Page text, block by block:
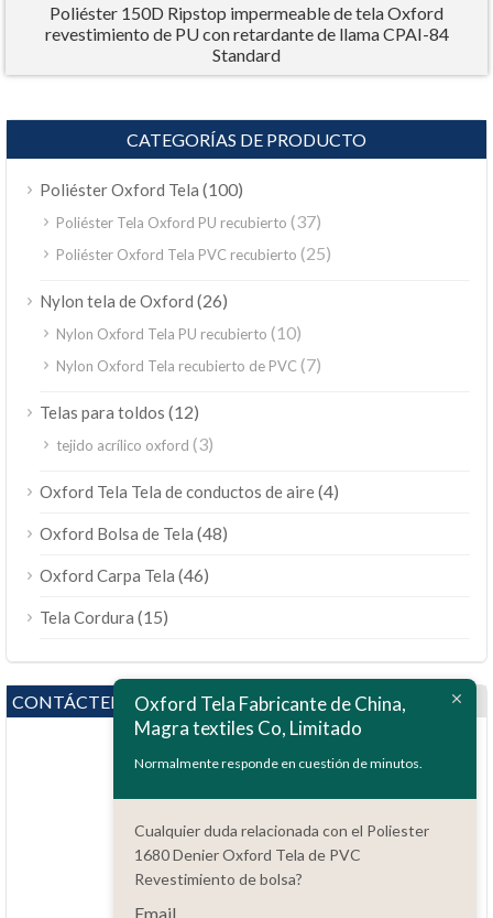
Poliéster 150D Ripstop impermeable de tela Oxford
revestimiento de PU con retardante de llama CPAI-84
Standard
CATEGORÍAS DE PRODUCTO
Poliéster Oxford Tela (100)
Poliéster Tela Oxford PU recubierto (37)
Poliéster Oxford Tela PVC recubierto (25)
Nylon tela de Oxford (26)
Nylon Oxford Tela PU recubierto (10)
Nylon Oxford Tela recubierto de PVC(7)
Telas para toldos (12)
tejido acrílico oxford (3)
Oxford Tela Tela de conductos de aire(4)
Oxford Bolsa de Tela (48)
Oxford Carpa Tela (46)
Tela Cordura (15)
CONTÁCTENOS
preguntas?
Oxford Tela Fabricante de China,
Magra textiles Co, Limitado
Normalmente responde en cuestión de minutos.
Cualquier duda relacionada con el Poliester
1680 Denier Oxford Tela de PVC
Revestimiento de bolsa?
Email